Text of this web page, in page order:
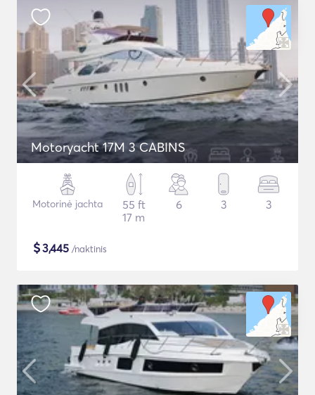
Motoryacht 17M 3 CABINS
Motorinė jachta
55 ft
17 m
6 3 3
$3,445 /naktinis